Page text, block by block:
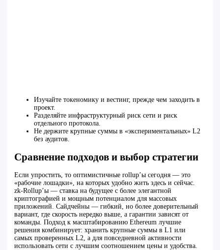
Изучайте токеномику и вестинг, прежде чем заходить в
проект.
Разделяйте инфраструктурный риск сети и риск
отдельного протокола.
Не держите крупные суммы в «экспериментальных» L2
без аудитов.
Сравнение подходов и выбор стратегии
Если упростить, то оптимистичные rollup’ы сегодня — это
«рабочие лошадки», на которых удобно жить здесь и сейчас.
zk‑Rollup’ы — ставка на будущее с более элегантной
криптографией и мощным потенциалом для массовых
приложений. Сайдчейны — гибкий, но более доверительный
вариант, где скорость нередко выше, а гарантии зависят от
команды. Подход к масштабированию Ethereum лучшие
решения комбинирует: хранить крупные суммы в L1 или
самых проверенных L2, а для повседневной активности
использовать сети с лучшим соотношением цены и удобства.